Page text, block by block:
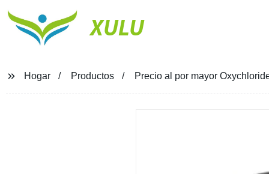
XULU
Hogar Productos Precio al por mayor